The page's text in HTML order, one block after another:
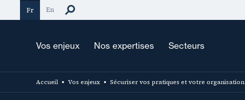
au
Fr En
Vos enjeux Nos expertises Secteurs
Accueil Vos enjeux Sécuriser vos pratiques et votre organisation